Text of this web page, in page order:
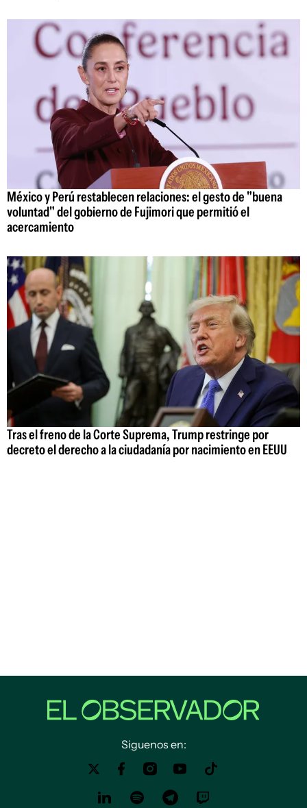
México y Perú restablecen relaciones: el gesto de "buena
voluntad" del gobierno de Fujimori que permitió el
acercamiento
Tras el freno de la Corte Suprema, Trump restringe por
decreto el derecho a la ciudadanía por nacimiento en EEUU
Siguenos en: